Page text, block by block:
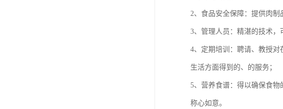
2、食品安全保障：提供肉制
3、管理人员：精湛的技术，
4、定期培训：聘请、教授
生活方面得到的、的服务；
5、营养食谱：得以确保食
称心如意。